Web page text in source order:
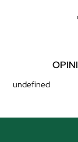
undefined